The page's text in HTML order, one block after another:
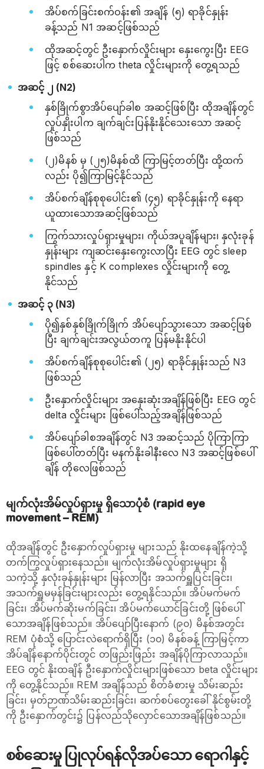
အိပ်စက်ခြင်းစက်ဝန်း၏ အချိန် (၅) ရာခိုင်နှုန်း
ခန့်သည် N1 အဆင့်ဖြစ်သည်
ထိုအဆင့်တွင် ဦးနှောက်လှိုင်းများ နှေးကွေးပြီး EEG
ဖြင့် စစ်ဆေးပါက theta လှိုင်းများကို တွေ့ရသည်
အဆင့် ၂ (N2)
နှစ်ခြိုက်စွာအိပ်ပျော်ခါစ အဆင့်ဖြစ်ပြီး ထိုအချိန်တွင်
လှုပ်နှိုးပါက ချက်ချင်းပြန်နိုးနိုင်သေးသော အဆင့်
ဖြစ်သည်
(၂)မိနစ် မှ (၂၅)မိနစ်ထိ ကြာမြင့်တတ်ပြီး ထို့ထက်
လည်း ပို၍ကြာမြင့်နိုင်သည်
အိပ်စက်ချိန်စုစုပေါင်း၏ (၄၅) ရာခိုင်နှုန်းကို နေရာ
ယူထားသောအဆင့်ဖြစ်သည်
ကြွက်သားလှုပ်ရှားမှုများ၊ ကိုယ်အပူချိန်များ၊ နှလုံးခုန်
နှုန်းများ ကျဆင်းနှေးကွေးလာပြီး EEG တွင် sleep
spindles နှင့် K complexes လှိုင်းများကို တွေ့
နိုင်သည်
အဆင့် ၃ (N3)
ပို၍နှစ်နှစ်ခြိုက်ခြိုက် အိပ်ပျော်သွားသော အဆင့်ဖြစ်
ပြီး ချက်ချင်းအလွယ်တကူ ပြန်မနိုးနိုင်ပါ
အိပ်စက်ချိန်စုစုပေါင်း၏ (၂၅) ရာခိုင်နှုန်းသည် N3
ဖြစ်သည်
ဦးနှောက်လှိုင်းများ အနှေးဆုံးအချိန်ဖြစ်ပြီး EEG တွင်
delta လှိုင်းများ ဖြစ်‌ပေါ်သည့်အချိန်ဖြစ်သည်
အိပ်ပျော်ခါစအချိန်တွင် N3 အဆင့်သည် ပိုကြာကြာ
ဖြစ်ပေါ်တတ်ပြီး မနက်နိုးခါနီးလေ N3 အဆင့်ဖြစ်ပေါ်
ချိန် တိုလေဖြစ်သည်
မျက်လုံးအိမ်လှုပ်ရှားမှု ရှိသောပုံစံ (rapid eye
movement – REM)
ထိုအချိန်တွင် ဦးနှောက်လှုပ်ရှားမှု များသည် နိုးထနေချိန်ကဲ့သို့
တက်ကြွလှုပ်ရှားနေသည်။ မျက်လုံးအိမ်လှုပ်ရှားမှုများ ရှိ
သကဲ့သို့ နှလုံးခုန်နှုန်းများ မြန်လာပြီး အသက်ရှူပြင်းခြင်း၊
အသက်ရှူမမှန်ခြင်းများလည်း တွေ့ရနိုင်သည်။ အိပ်မက်မက်
ခြင်း၊ အိပ်မက်ဆိုးမက်ခြင်း၊ အိပ်မက်ယောင်ခြင်းတို့ ဖြစ်ပေါ်
သောအချိန်ဖြစ်သည်။ အိပ်ပျော်ပြီးနောက် (၉၀) မိနစ်အတွင်း
REM ပုံစံသို့ ပြောင်းလဲရောက်ရှိပြီး (၁၀) မိနစ်ခန့် ကြာမြင့်ကာ
အိပ်ချိန်နောက်ပိုင်းတွင် တဖြည်းဖြည်း အချိန်ပိုကြာလာသည်။
EEG တွင် နိုးထချိန် ဦးနှောက်လှိုင်းများဖြစ်သော beta လှိုင်းများ
ကို တွေ့နိုင်သည်။ REM အချိန်သည် စိတ်ခံစားမှု သိမ်းဆည်း
ခြင်း၊ မှတ်ဉာဏ်သိမ်းဆည်းခြင်း၊ ဆက်စပ်တွေးခေါ် နိုင်စွမ်းတို့
ကို ဦးနှောက်တွင်း၌ ပြန်လည်သိုလှောင်သောအချိန်ဖြစ်သည်။
စစ်ဆေးမှု ပြုလုပ်ရန်လိုအပ်သော ရောဂါနှင့်